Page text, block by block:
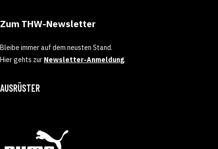
Zum THW-Newsletter
Bleibe immer auf dem neusten Stand.
Hier gehts zur Newsletter-Anmeldung.
AUSRÜSTER